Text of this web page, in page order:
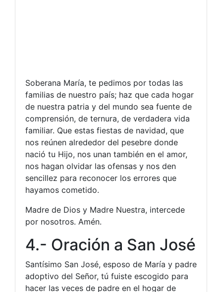
Soberana María, te pedimos por todas las
familias de nuestro país; haz que cada hogar
de nuestra patria y del mundo sea fuente de
comprensión, de ternura, de verdadera vida
familiar. Que estas fiestas de navidad, que
nos reúnen alrededor del pesebre donde
nació tu Hijo, nos unan también en el amor,
nos hagan olvidar las ofensas y nos den
sencillez para reconocer los errores que
hayamos cometido.
Madre de Dios y Madre Nuestra, intercede
por nosotros. Amén.
4.- Oración a San José
Santísimo San José, esposo de María y padre
adoptivo del Señor, tú fuiste escogido para
hacer las veces de padre en el hogar de